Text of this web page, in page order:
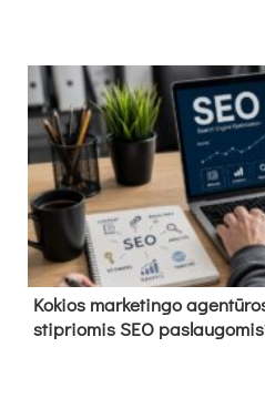
Kokios marketingo
stipriomis SEO